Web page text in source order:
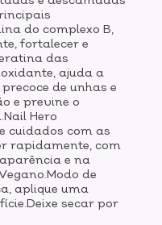
do complexo B,
fortalecer e
das
ajuda a
de unhas e
e previne o
Hero
cuidados com as
rapidamente, com
e na
de
aplique uma
secar por